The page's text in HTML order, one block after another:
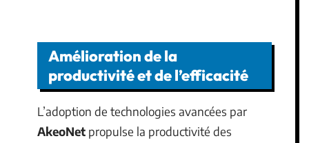
Amélioration de la
productivité et de l’efficacité
L’adoption de technologies avancées par
AkeoNet propulse la productivité des